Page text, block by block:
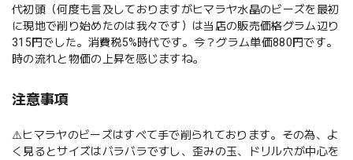
代初頭（何度も言及しておりますがヒマラヤ水晶のビーズを最初
に現地で削り始めたのは我々です）は当店の販売価格グラム辺り
315円でした。消費税5%時代です。今？グラム単価880円です。
時の流れと物価の上昇を感じますね。
注意事項
⚠️ヒマラヤのビーズはすべて手で削られております。その為、よ
く見るとサイズはバラバラですし、歪みの玉、ドリル穴が中心を